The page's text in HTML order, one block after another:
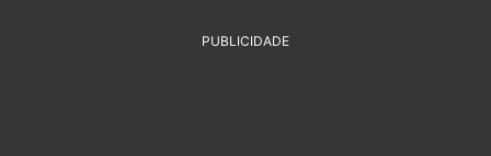
PUBLICIDADE